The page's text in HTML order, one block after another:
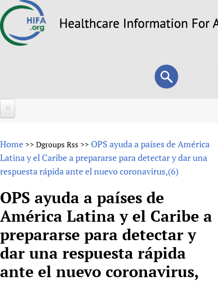
to
Search
form
Search
About
Overview
Why HIFA is needed
Vision and Strategy
HIFA, Universal Health Coverage and Human Rights
HIFA in Official Relations with WHO
Achievements
Testimonials
HIFA Voices database
Forums
HIFA (Healthcare Information For All)
How to use the HIFA forums
CHIFA (child health and rights)
HIFA-French
HIFA-Portuguese
HIFA-Spanish
Projects
New! SPOTLIGHTS
Evidence-informed policy
mHealth
Open access
Substance use disorders
Country representatives
List view
Fundraising Working Group
Support
Collaborate
News
Home >> Dgroups Rss >> OPS ayuda a países de América
Latina y el Caribe a prepararse para detectar y dar una
respuesta rápida ante el nuevo coronavirus,(6)
OPS ayuda a países de
América Latina y el Caribe a
prepararse para detectar y
dar una respuesta rápida
ante el nuevo coronavirus,